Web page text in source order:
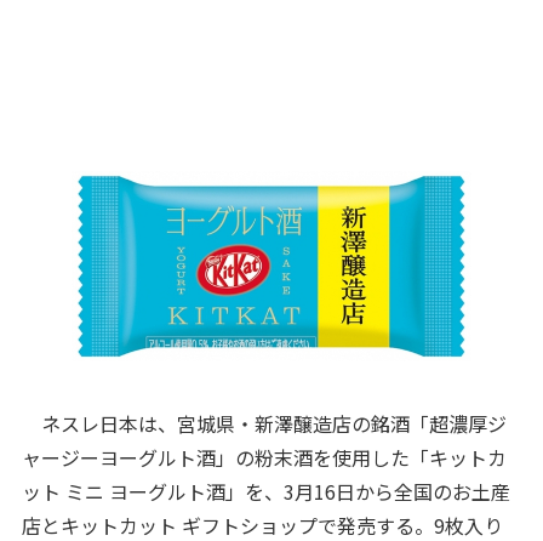
ネスレ日本は、宮城県・新澤醸造店の銘酒「超濃厚ジ
ャージーヨーグルト酒」の粉末酒を使用した「キットカ
ット ミニ ヨーグルト酒」を、3月16日から全国のお土産
店とキットカット ギフトショップで発売する。9枚入り